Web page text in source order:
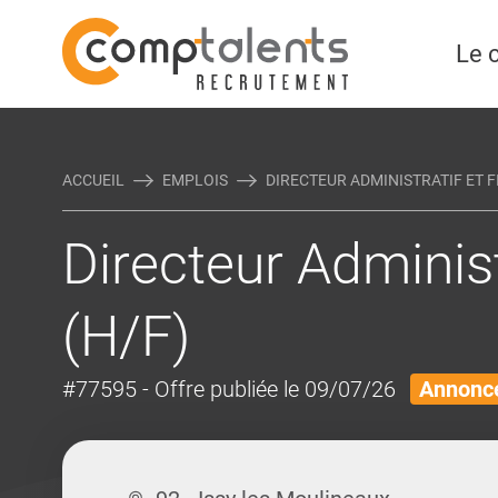
Le
AUTRES MÉTIERS DE LA
ACCUEIL EMPLOIS DIRECTEUR ADMINISTRATIF ET
Directeur
(H/F)
#77595 - Offre publiée le 09/07/26